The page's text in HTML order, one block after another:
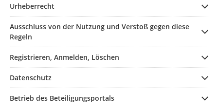
Urheberrecht
Ausschluss von der Nutzung und Verstoß gegen diese
Regeln
Registrieren, Anmelden, Löschen
Datenschutz
Betrieb des Beteiligungsportals